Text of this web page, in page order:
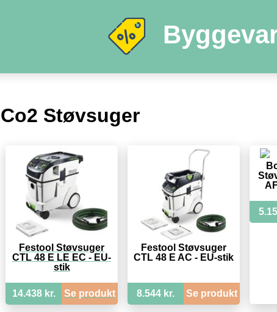
Co2 Støvsuger
Festool Støvsuger
CTL 48 E LE EC - EU-
stik
14.438 kr. Se produkt
Festool Støvsuger
CTL 48 E AC - EU-stik
8.544 kr. Se produkt